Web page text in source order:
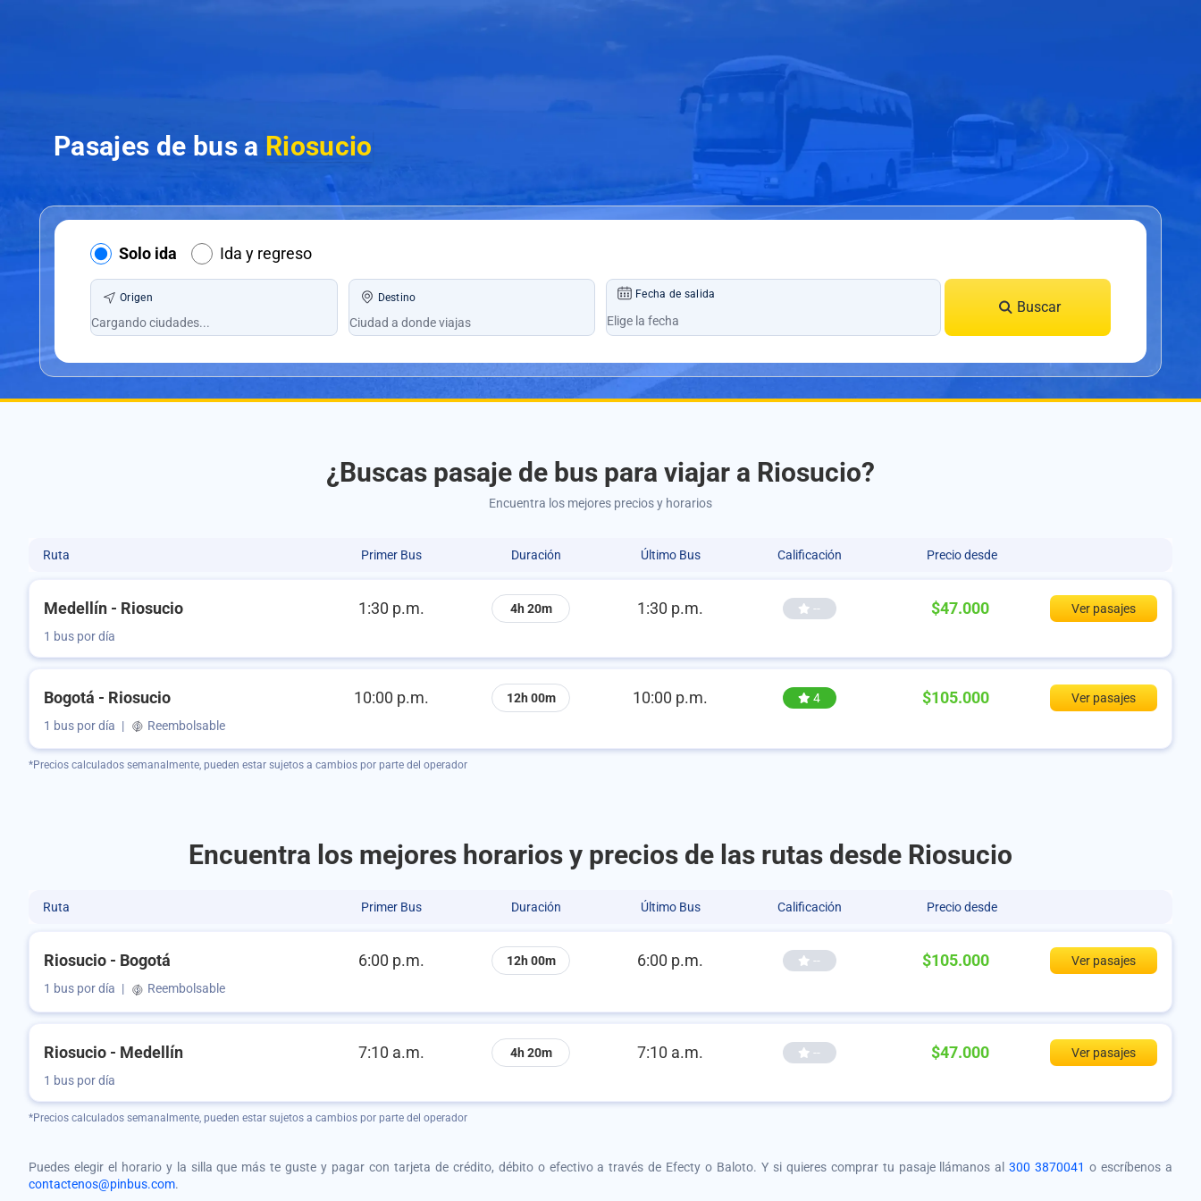
Pasajes de bus a Riosucio
Solo ida Ida y regreso
Origen Destino Fecha de salida
Buscar
¿Buscas pasaje de bus para viajar a Riosucio?
Encuentra los mejores precios y horarios
Ruta Primer Bus Duración Último Bus Calificación Precio desde
Medellín - Riosucio 1:30 p.m. 4h 20m 1:30 p.m. -- $47.000
Ver pasajes
1 bus por día
Bogotá - Riosucio 10:00 p.m. 12h 00m 10:00 p.m. 4 $105.000
Ver pasajes
1 bus por día | Reembolsable
*Precios calculados semanalmente, pueden estar sujetos a cambios por parte del operador
Encuentra los mejores horarios y precios de las rutas desde Riosucio
Ruta Primer Bus Duración Último Bus Calificación Precio desde
Riosucio - Bogotá 6:00 p.m. 12h 00m 6:00 p.m. -- $105.000
Ver pasajes
1 bus por día | Reembolsable
Riosucio - Medellín 7:10 a.m. 4h 20m 7:10 a.m. -- $47.000
Ver pasajes
1 bus por día
*Precios calculados semanalmente, pueden estar sujetos a cambios por parte del operador
Puedes elegir el horario y la silla que más te guste y pagar con tarjeta de crédito, débito o efectivo a través de Efecty o Baloto. Y si quieres comprar tu pasaje llámanos al300 3870041 o escríbenos a
contactenos@pinbus.com.